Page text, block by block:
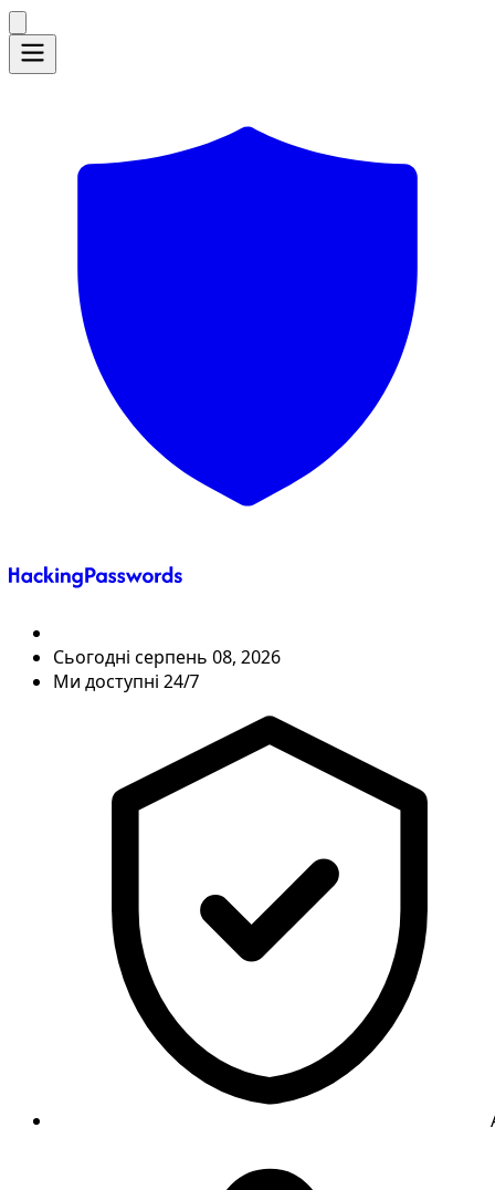
Сьогодні серпень 08, 2026
Ми доступні 24/7